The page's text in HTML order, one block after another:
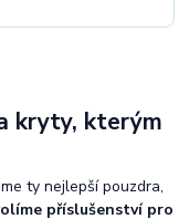
kryty, kterým
ty nejlepší pouzdra,
příslušenství pro